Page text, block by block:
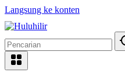
Langsung ke konten